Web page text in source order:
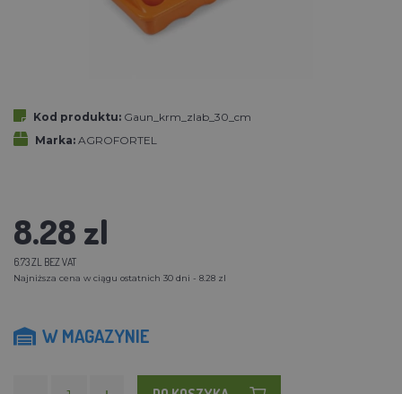
Kod produktu: Gaun_krm_zlab_30_cm
Marka: AGROFORTEL
8.28 zl
6.73 ZL BEZ VAT
Najniższa cena w ciągu ostatnich 30 dni - 8.28 zl
W MAGAZYNIE